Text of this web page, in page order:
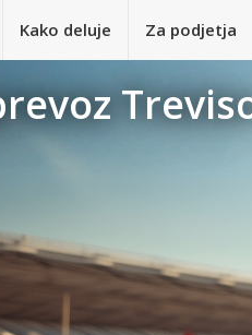
Kako deluje Za podjetja